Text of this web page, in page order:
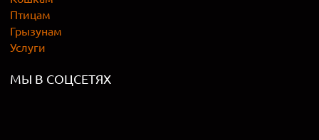
Птицам
Грызунам
Услуги
МЫ В СОЦСЕТЯХ